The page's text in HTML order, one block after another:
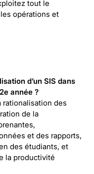
tout le
opérations et
d’un SIS dans
année ?
rationalisation des
de la
et des rapports,
des étudiants, et
la productivité